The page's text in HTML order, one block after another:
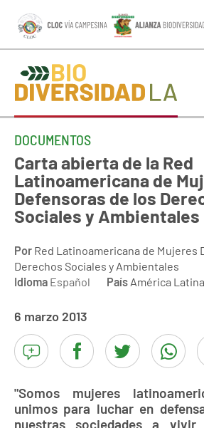
DOCUMENTOS
Carta abierta de la Red
Latinoamericana de
Defensoras de los
Sociales y Ambientales
Por Red Latinoamericana de Mujeres
Derechos Sociales y Ambientales
Idioma Español País América
6 marzo 2013
"Somos mujeres
unimos para luchar en
nuestras sociedades a